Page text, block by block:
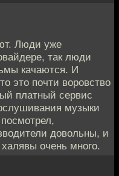
Люди уже
так люди
качаются. И
это почти воровство
платный сервис
музыки
довольны, и
очень много.